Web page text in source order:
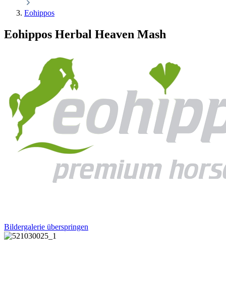
Eohippos
Eohippos Herbal Heaven Mash
Bildergalerie überspringen